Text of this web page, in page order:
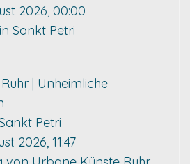
2026, 00:00
Sankt Petri
| Unheimliche
Petri
2026, 11:47